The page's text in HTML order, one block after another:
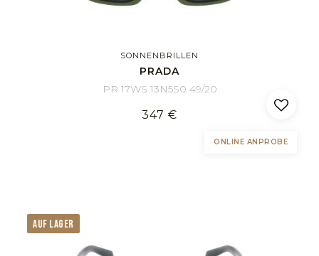
SONNENBRILLEN
PRADA
PR 17WS 13N5S0 49/20
347 €
ONLINE ANPROBE
AUF LAGER